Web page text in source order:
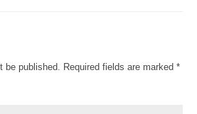
be published. Required fields are marked *